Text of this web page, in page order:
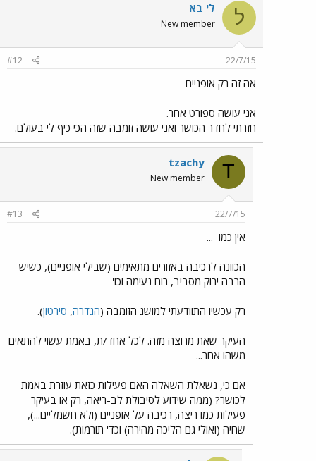
ל לי בא
New member
22/7/15
#12
אה זה רק אופניים
אני עושה ספורט אחר.
חזרתי לחדר הכושר ואני עושה זומבה שזה הכי כיף לי בעולם.
T
tzachy
New member
22/7/15
#13
אין כמו ...
הכוונה לרכיבה באזורים מתאימים (שבילי אופניים), כשיש
הרבה ירוק מסביב, רוח נעימה וכו'
רק עכשיו התוודעתי למושג הזומבה (הגדרה, סירטון).
העיקר שאת מרוצה מזה. לכל אחד/ת, באמת עשוי להתאים
משהו אחר...
אם כי, נשאלת השאלה האם פעילות כזאת עוזרת באמת
לכושר? (ממה שידוע לסיבולת לב-ריאה, רק או בעיקר
פעילות כמו ריצה, רכיבה על אופניים (ולא חשמליים...),
שחיה (ואולי גם הליכה מהירה) וכד' תורמות).